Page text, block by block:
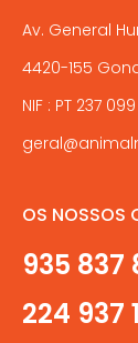
Av. General
4420-155
NIF : PT 237
OS NOSSOS
935 837
224 937